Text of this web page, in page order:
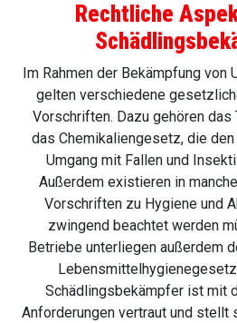
Rechtliche
Im Rahmen der Bekämpfung von
gelten verschiedene
Vorschriften. Dazu gehören
das Chemikaliengesetz, die
Umgang mit Fallen und
Außerdem existieren in
Vorschriften zu Hygiene und
zwingend beachtet werden
Betriebe unterliegen außerdem
Schädlingsbekämpfer ist mit
Anforderungen vertraut und stellt